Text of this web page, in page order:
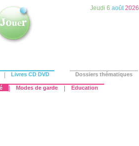
Jeudi 6 août2026
Livres CD DVD Dossiers thématiques
Modes de garde Education